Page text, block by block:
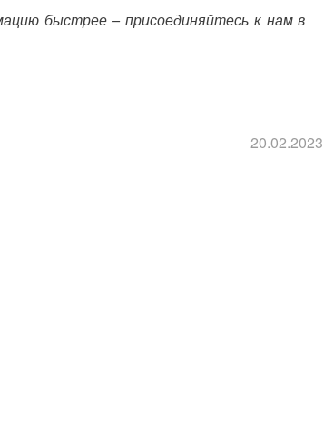
быстрее – присоединяйтесь к нам в
20.02.2023